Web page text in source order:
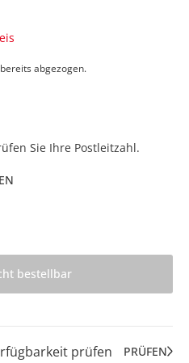
abgezogen.
Sie Ihre Postleitzahl.
bestellbar
prüfen PRÜFEN